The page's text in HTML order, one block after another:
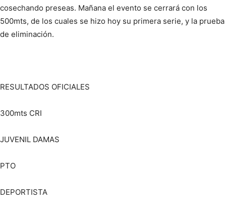
cosechando preseas. Mañana el evento se cerrará con los
500mts, de los cuales se hizo hoy su primera serie, y la prueba
de eliminación.
RESULTADOS OFICIALES
300mts CRI
JUVENIL DAMAS
PTO
DEPORTISTA